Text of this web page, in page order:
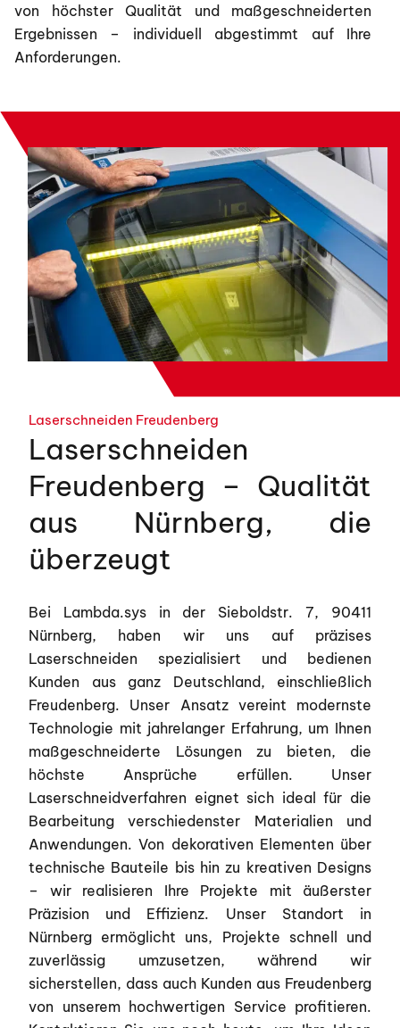
von höchster Qualität und maßgeschneiderten
Ergebnissen – individuell abgestimmt auf Ihre
Anforderungen.
Laserschneiden Freudenberg
Laserschneiden
Freudenberg – Qualität
aus Nürnberg, die
überzeugt
Bei Lambda.sys in der Sieboldstr. 7, 90411
Nürnberg, haben wir uns auf präzises
Laserschneiden spezialisiert und bedienen
Kunden aus ganz Deutschland, einschließlich
Freudenberg. Unser Ansatz vereint modernste
Technologie mit jahrelanger Erfahrung, um Ihnen
maßgeschneiderte Lösungen zu bieten, die
höchste Ansprüche erfüllen. Unser
Laserschneidverfahren eignet sich ideal für die
Bearbeitung verschiedenster Materialien und
Anwendungen. Von dekorativen Elementen über
technische Bauteile bis hin zu kreativen Designs
– wir realisieren Ihre Projekte mit äußerster
Präzision und Effizienz. Unser Standort in
Nürnberg ermöglicht uns, Projekte schnell und
zuverlässig umzusetzen, während wir
sicherstellen, dass auch Kunden aus Freudenberg
von unserem hochwertigen Service profitieren.